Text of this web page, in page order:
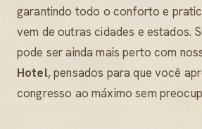
garantindo todo o conforto e
vem de outras cidades e estados.
pode ser ainda mais perto com
Hotel, pensados para que você
congresso ao máximo sem